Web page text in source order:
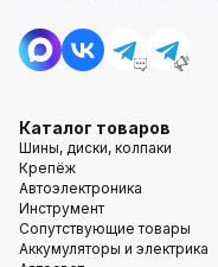
Каталог товаров
Шины, диски, колпаки
Крепёж
Автоэлектроника
Инструмент
Сопутствующие товары
Аккумуляторы и электрика